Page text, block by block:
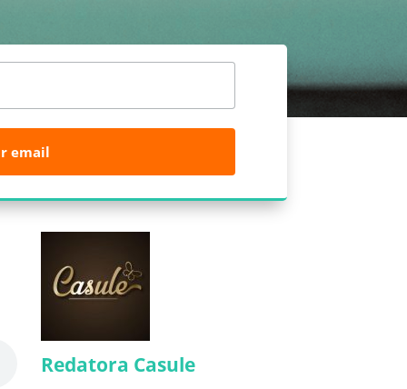
email
Redatora Casule